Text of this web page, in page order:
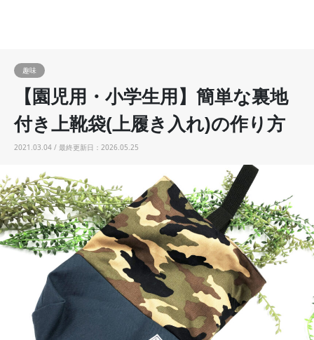
趣味
【園児用・小学生用】簡単な裏地
付き上靴袋(上履き入れ)の作り方
2021.03.04 / 最終更新日：2026.05.25